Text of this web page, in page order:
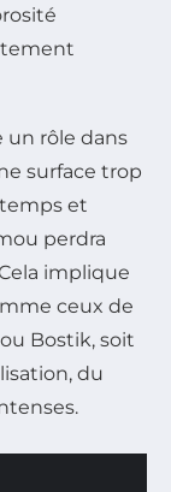
rôle dans
surface trop
et
perdra
implique
ceux de
Bostik, soit
du